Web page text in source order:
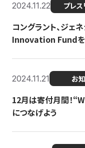
2024.11.22 プレス
コングラント、ジェ
Innovation Fundを
2024.11.21 お
12月は寄付月間！
につなげよう